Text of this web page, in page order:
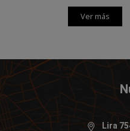
Ver más
Lira